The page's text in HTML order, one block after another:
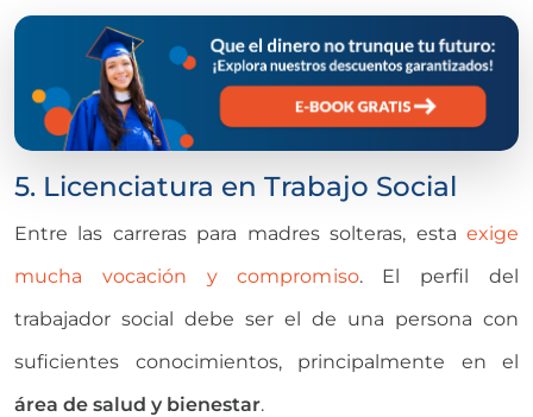
5. Licenciatura en Trabajo Social
Entre las carreras para madres solteras, esta exige
mucha vocación y compromiso. El perfil del
trabajador social debe ser el de una persona con
suficientes conocimientos, principalmente en el
área de salud y bienestar.